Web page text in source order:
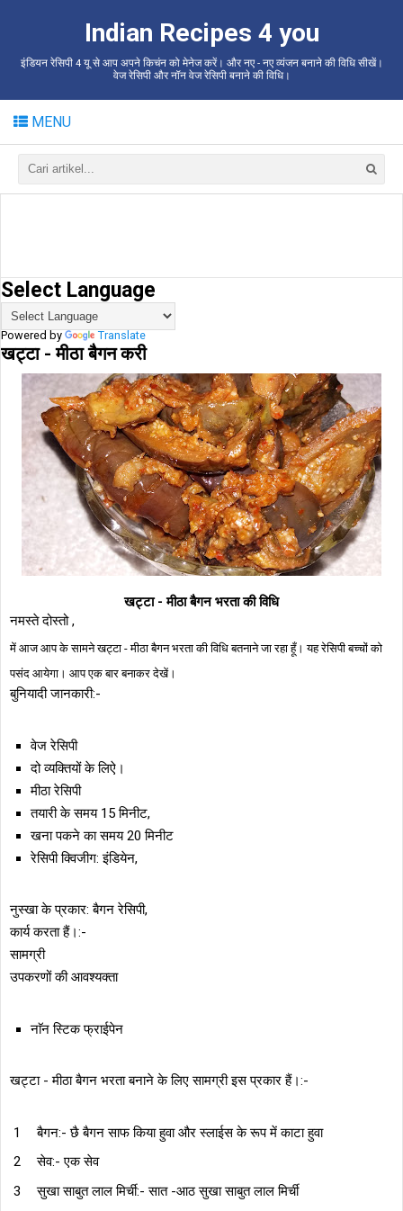
Indian Recipes 4 you
इंडियन रेसिपी 4 यू से आप अपने किचंन को मेनेज करें। और नए - नए व्यंजन बनाने की विधि सीखें।
वेज रेसिपी और नॉन वेज रेसिपी बनाने की विधि।
MENU
Select Language
Powered by Translate
खट्टा - मीठा बैगन करी
खट्टा - मीठा बैगन भरता की विधि
नमस्ते दोस्तो ,
में आज आप के सामने खट्टा - मीठा बैगन भरता की विधि बतनाने जा रहा हूँ। यह रेसिपी बच्चों को
पसंद आयेगा। आप एक बार बनाकर देखें।
बुनियादी जानकारी:-
वेज रेसिपी
दो व्यक्तियों के लिऐ।
मीठा रेसिपी
तयारी के समय 15 मिनीट,
खना पकने का समय 20 मिनीट
रेसिपी क्विजीग: इंडियेन,
नुस्खा के प्रकार: बैगन रेसिपी,
कार्य करता हैं।:-
सामग्री
उपकरणों की आवश्यक्ता
नाॅन स्टिक फ्राईपेन
खट्टा - मीठा बैगन भरता बनाने के लिए सामग्री इस प्रकार हैं।:-
बैगन:- छै बैगन साफ किया हुवा और स्लाईस के रूप में काटा हुवा
सेव:- एक सेव
सुखा साबुत लाल मिर्ची:- सात -आठ सुखा साबुत लाल मिर्ची